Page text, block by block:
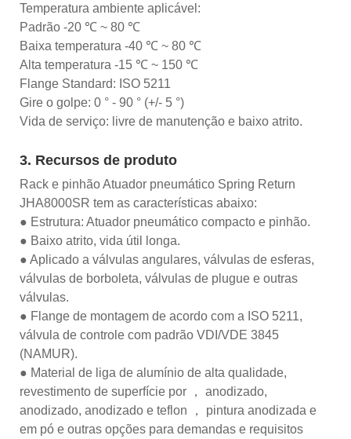
Temperatura ambiente aplicável:
Padrão -20 ℃ ~ 80 ℃
Baixa temperatura -40 ℃ ~ 80 ℃
Alta temperatura -15 ℃ ~ 150 ℃
Flange Standard: ISO 5211
Gire o golpe: 0 ° - 90 ° (+/- 5 °)
Vida de serviço: livre de manutenção e baixo atrito.
3. Recursos de produto
Rack e pinhão Atuador pneumático Spring Return
JHA8000SR tem as características abaixo:
● Estrutura: Atuador pneumático compacto e pinhão.
● Baixo atrito, vida útil longa.
● Aplicado a válvulas angulares, válvulas de esferas,
válvulas de borboleta, válvulas de plugue e outras
válvulas.
● Flange de montagem de acordo com a ISO 5211,
válvula de controle com padrão VDI/VDE 3845
(NAMUR).
● Material de liga de alumínio de alta qualidade,
revestimento de superfície por ， anodizado,
anodizado, anodizado e teflon ， pintura anodizada e
em pó e outras opções para demandas e requisitos